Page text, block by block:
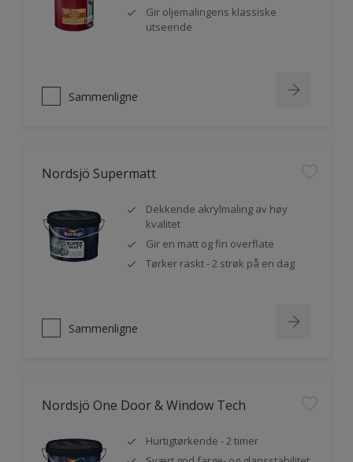
Gir oljemalingens klassiske
utseende
Sammenligne
Nordsjö Supermatt
Dekkende akrylmaling av høy
kvalitet
Gir en matt og fin overflate
Tørker raskt - 2 strøk på en dag
Sammenligne
Nordsjö One Door & Window Tech
Hurtigtørkende - 2 timer